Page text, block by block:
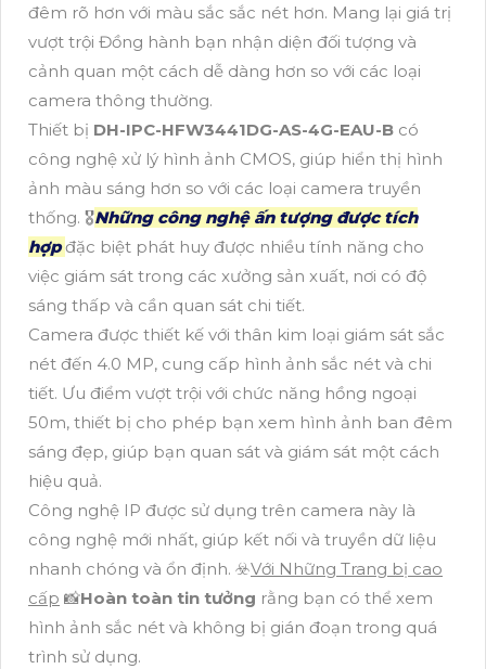
đêm rõ hơn với màu sắc sắc nét hơn. Mang lại giá trị
vượt trội Đồng hành bạn nhận diện đối tượng và
cảnh quan một cách dễ dàng hơn so với các loại
camera thông thường.
Thiết bị DH-IPC-HFW3441DG-AS-4G-EAU-B có
công nghệ xử lý hình ảnh CMOS, giúp hiển thị hình
ảnh màu sáng hơn so với các loại camera truyền
thống. 🎖️Những công nghệ ấn tượng được tích
hợpđặc biệt phát huy được nhiều tính năng cho
việc giám sát trong các xưởng sản xuất, nơi có độ
sáng thấp và cần quan sát chi tiết.
Camera được thiết kế với thân kim loại giám sát sắc
nét đến 4.0 MP, cung cấp hình ảnh sắc nét và chi
tiết. Ưu điểm vượt trội với chức năng hồng ngoại
50m, thiết bị cho phép bạn xem hình ảnh ban đêm
sáng đẹp, giúp bạn quan sát và giám sát một cách
hiệu quả.
Công nghệ IP được sử dụng trên camera này là
công nghệ mới nhất, giúp kết nối và truyền dữ liệu
nhanh chóng và ổn định. ☣️Với Những Trang bị cao
cấp 📸Hoàn toàn tin tưởng rằng bạn có thể xem
hình ảnh sắc nét và không bị gián đoạn trong quá
trình sử dụng.